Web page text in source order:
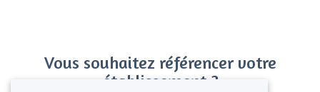
Vous souhaitez référencer votre
établissement ?